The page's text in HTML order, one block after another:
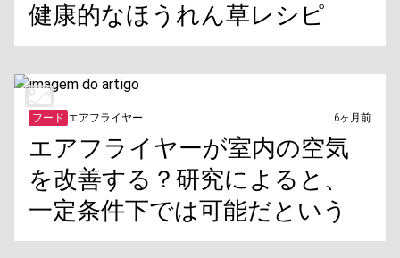
健康的なほうれん草レシピ
フード エアフライヤー 6ヶ月前
エアフライヤーが室内の空気
を改善する？研究によると、
一定条件下では可能だという